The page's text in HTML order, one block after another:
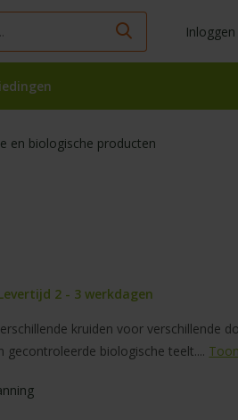
Inloggen
en biologische producten
2 - 3 werkdagen
kruiden voor verschillende
gecontroleerde biologische teelt....